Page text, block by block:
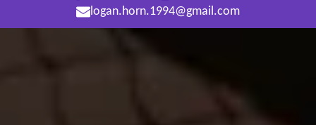
logan.horn.1994@gmail.com